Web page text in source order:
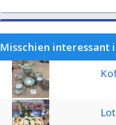
Misschien interessant